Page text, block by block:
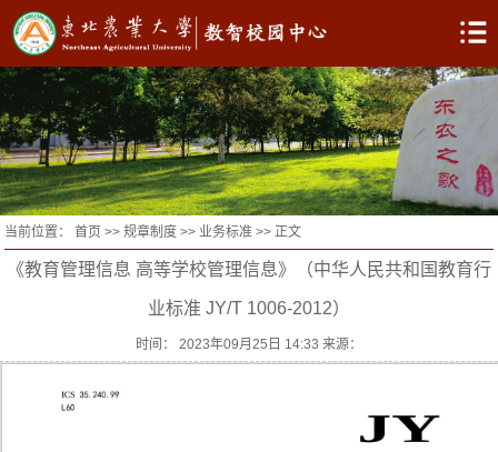
当前位置：首页 >>规章制度 >>业务标准 >> 正文
《教育管理信息 高等学校管理信息》（中华人民共和国教育行
业标准 JY/T 1006-2012）
时间： 2023年09月25日 14:33 来源：